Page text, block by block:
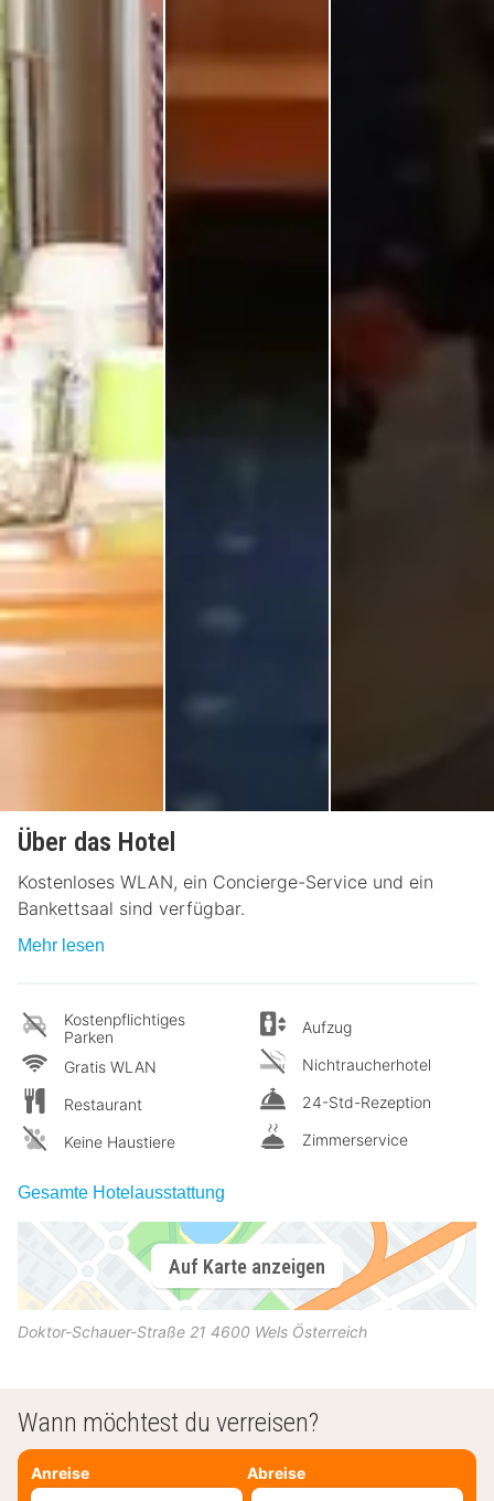
Über das Hotel
Kostenloses WLAN, ein Concierge-Service und ein
Bankettsaal sind verfügbar.
Mehr lesen
Kostenpflichtiges
Parken
Gratis WLAN
Restaurant
Keine Haustiere
Aufzug
Nichtraucherhotel
24-Std-Rezeption
Zimmerservice
Gesamte Hotelausstattung
Auf Karte anzeigen
Doktor-Schauer-Straße 21 4600 Wels Österreich
Wann möchtest du verreisen?
Anreise Abreise